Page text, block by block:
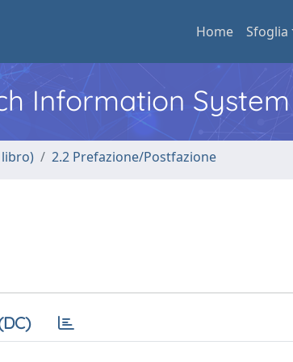
Home Sfoglia
Information System
2.2 Prefazione/Postfazione